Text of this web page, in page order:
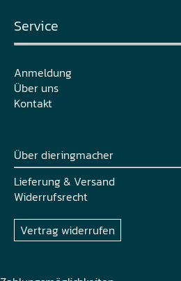
Service
Anmeldung
Über uns
Kontakt
Über dieringmacher
Lieferung & Versand
Widerrufsrecht
Vertrag widerrufen